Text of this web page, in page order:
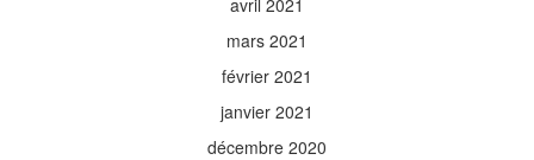
avril 2021
mars 2021
février 2021
janvier 2021
décembre 2020